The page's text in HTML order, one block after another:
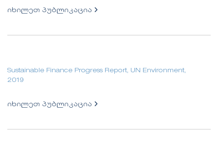
იხილეთ პუბლიკაცია
Sustainable Finance Progress Report, UN Environment,
2019
იხილეთ პუბლიკაცია